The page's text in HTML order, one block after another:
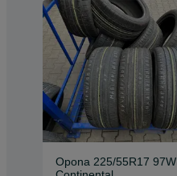
Opona 225/55R17 97W